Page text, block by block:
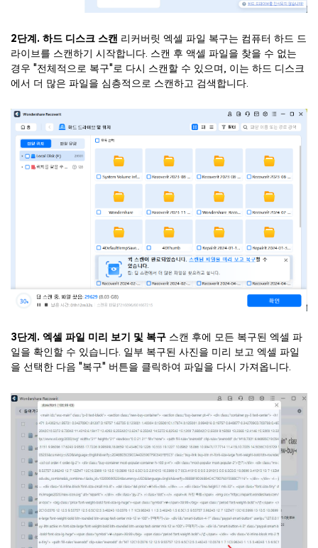
2단계. 하드 디스크 스캔 리커버릿 엑셀 파일 복구는 컴퓨터 하드 드
라이브를 스캔하기 시작합니다. 스캔 후 액셀 파일을 찾을 수 없는
경우 "전체적으로 복구"로 다시 스캔할 수 있으며, 이는 하드 디스크
에서 더 많은 파일을 심층적으로 스캔하고 검색합니다.
3단계. 엑셀 파일 미리 보기 및 복구 스캔 후에 모든 복구된 엑셀 파
일을 확인할 수 있습니다. 일부 복구된 사진을 미리 보고 엑셀 파일
을 선택한 다음 "복구" 버튼을 클릭하여 파일을 다시 가져옵니다.